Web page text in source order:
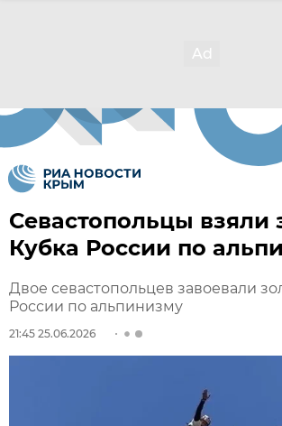
Севастопольцы взяли
Кубка России по
Двое севастопольцев завоевали
России по альпинизму
21:45 25.06.2026